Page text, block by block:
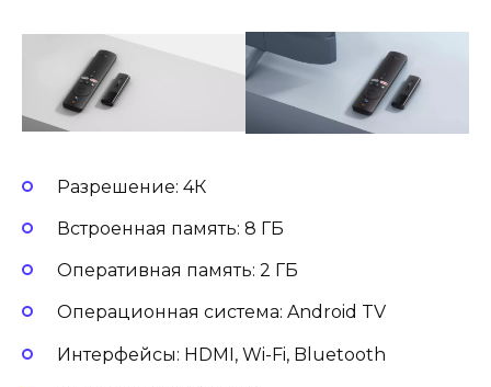
Разрешение: 4К
Встроенная память: 8 ГБ
Оперативная память: 2 ГБ
Операционная система: Android TV
Интерфейсы: HDMI, Wi-Fi, Bluetooth